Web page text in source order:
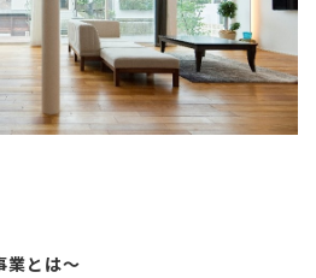
業とは～